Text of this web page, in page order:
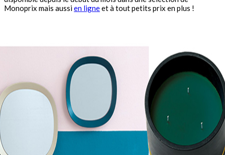
Monoprix mais aussien ligneet à tout petits prix en plus !